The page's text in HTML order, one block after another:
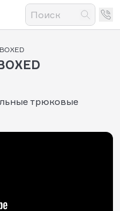
трюковые